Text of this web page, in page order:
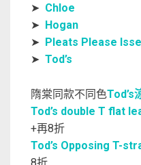
➤ Chloe
➤ Hogan
➤ Pleats Please
➤ Tod’s
隋棠同款不同色Tod’s
Tod’s double T flat
+再8折
Tod’s Opposing T-